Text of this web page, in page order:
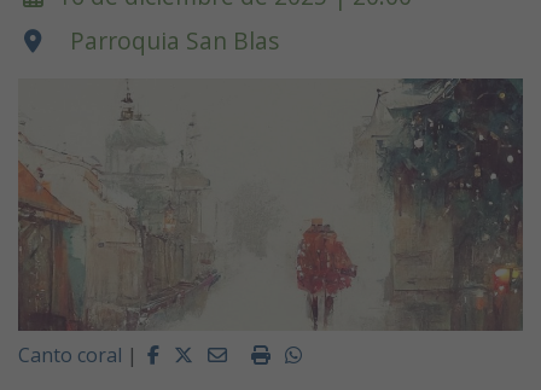
Parroquia San Blas
Canto coral | FacebookTwitterEmailImprimirWhatsapp